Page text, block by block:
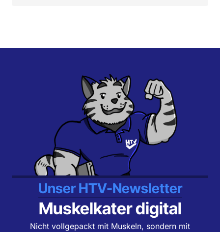
Unser HTV-Newsletter
Muskelkater digital
Nicht vollgepackt mit Muskeln, sondern mit